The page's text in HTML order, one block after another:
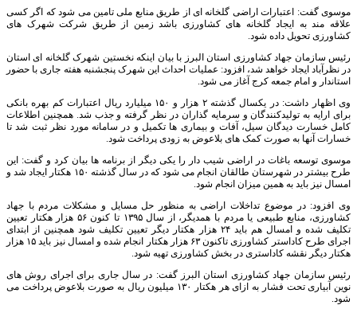
موسوی گفت: اعتبارات اراضی گلخانه ای از طریق منابع ملی تامین می شود که اگر کسی
علاقه مند به ایجاد گلخانه های کشاورزی باشد زمین از طریق شرکت شهرک های
کشاورزی تحویل داده شود.
رئیس سازمان جهاد کشاورزی استان البرز با بیان اینکه نخستین شهرک گلخانه ای استان
در نظرآباد ایجاد خواهد شد، افزود: عملیات احداث این شهرک پنجشنبه هفته جاری با حضور
استاندار و امام جمعه کرج آغاز می شود.
وی اظهار داشت: در یکسال گذشته ۲ هزار و ۱۵۰ میلیارد ریال اعتبارات کم بهره بانکی
برای ارایه به تولیدکنندگان و سرمایه گذاران در نظر گرفته و جذب شد. همچنین اطلاعات
کامل خسارت دیدگان سیل، آفات و بیماری ها تکمیل و در سامانه مورد نظر ثبت شد تا
خسارات آنها به صورت کمک های بلاعوض به زودی پرداخت شود.
موسوی توسعه باغات در اراضی شیب دار را یکی دیگر از برنامه ها بیان کرد و گفت: این
طرح بیشتر در شهرستان طالقان انجام می شود که در سال گذشته ۱۵۰ هکتار ایجاد شد و
امسال نیز باید به همین میزان انجام شود.
وی افزود: در موضوع تداخلات اراضی به منظور حل مسایل و مشکلات مردم با جهاد
کشاورزی، منابع طبیعی یا مردم با همدیگر، از سال ۱۳۹۵ تا کنون ۵۶ هزار هکتار تعیین
تکلیف شده و امسال هم باید ۲۴ هزار هکتار دیگر تعیین تکلیف شود همچنین از ابتدای
اجرای طرح کاداستر کشاورزی تاکنون ۶۳ هزار هکتار انجام شده و امسال نیز باید ۱۵ هزار
هکتار دیگر نقشه کاداستری در بخش کشاورزی تهیه شود.
رئیس سازمان جهاد کشاورزی استان البرز گفت: در سال جاری برای اجرای روش های
نوین آبیاری تحت فشار به ازای هر هکتار ۱۳۰ میلیون ریال به صورت بلاعوض پرداخت می
شود.